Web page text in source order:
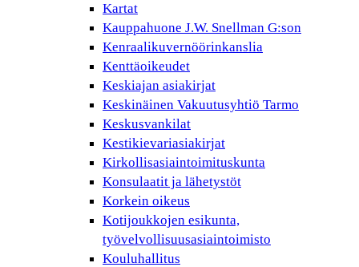
Kartat
Kauppahuone J.W. Snellman G:son
Kenraalikuvernöörinkanslia
Kenttäoikeudet
Keskiajan asiakirjat
Keskinäinen Vakuutusyhtiö Tarmo
Keskusvankilat
Kestikievariasiakirjat
Kirkollisasiaintoimituskunta
Konsulaatit ja lähetystöt
Korkein oikeus
Kotijoukkojen esikunta,
työvelvollisuusasiaintoimisto
Kouluhallitus